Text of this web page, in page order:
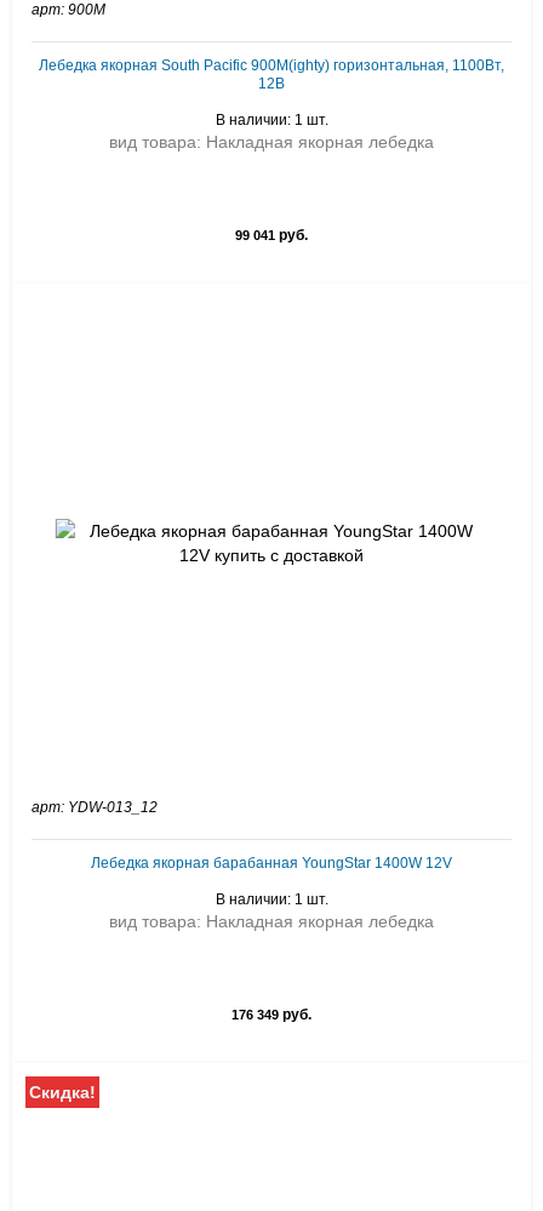
арт: 900M
Лебедка якорная South Pacific 900M(ighty) горизонтальная, 1100Вт,
12В
В наличии: 1 шт.
вид товара: Накладная якорная лебедка
99 041 руб.
арт: YDW-013_12
Лебедка якорная барабанная YoungStar 1400W 12V
В наличии: 1 шт.
вид товара: Накладная якорная лебедка
176 349 руб.
Скидка!